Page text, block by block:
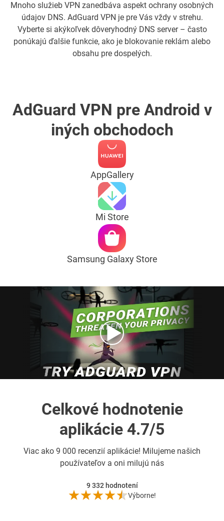
Mnoho služieb VPN zanedbáva aspekt ochrany osobných
údajov DNS. AdGuard VPN je pre Vás vždy v strehu.
Vyberte si akýkoľvek dôveryhodný DNS server – často
ponúkajú ďalšie funkcie, ako je blokovanie reklám alebo
obsahu pre dospelých.
AdGuard VPN pre Android v
iných obchodoch
AppGallery
Mi Store
Samsung Galaxy Store
Celkové hodnotenie
aplikácie 4.7/5
Viac ako 9 000 recenzií aplikácie! Milujeme našich
používateľov a oni milujú nás
9 332 hodnotení
Výborne!